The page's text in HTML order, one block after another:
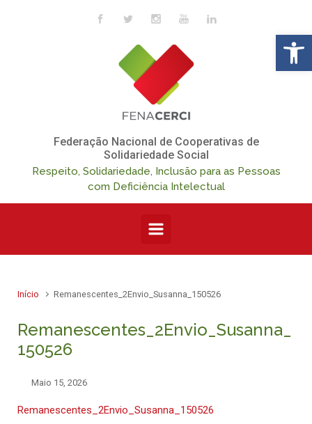
Skip to main content
Federação Nacional de Cooperativas de
Solidariedade Social
Respeito, Solidariedade, Inclusão para as Pessoas
com Deficiência Intelectual
Início Remanescentes_2Envio_Susanna_150526
Remanescentes_2Envio_Susanna_
150526
Maio 15, 2026
Remanescentes_2Envio_Susanna_150526